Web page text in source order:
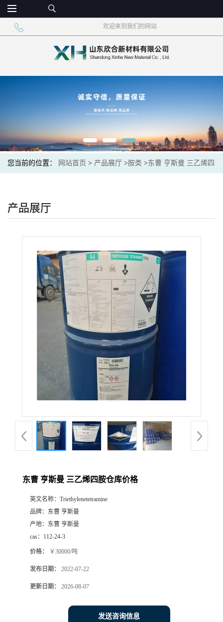
欢迎来到我们的网站
您当前的位置： 网站首页 > 产品展厅 >胺类 >东曹 亨斯曼 三乙烯四
产品展厅
东曹 亨斯曼 三乙烯四胺仓库价格
英文名称： Triethylenetetramine
品牌： 东曹 亨斯曼
产地： 东曹 亨斯曼
cas： 112-24-3
价格： ￥30000/吨
发布日期： 2022-07-22
更新日期： 2026-08-07
发送咨询信息